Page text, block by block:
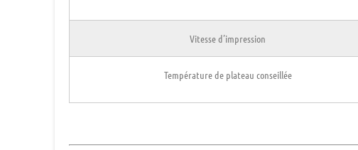
Vitesse d’impression
Températurede plateau conseillée